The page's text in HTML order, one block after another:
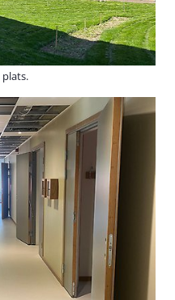
plats.